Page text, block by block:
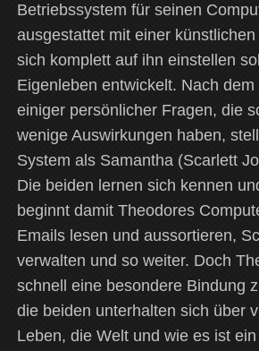
Betriebssystem für seinen
ausgestattet mit einer
sich komplett auf ihn einstellen
Eigenleben entwickelt. Nach
einiger persönlicher Fragen, die
wenige Auswirkungen haben,
System als Samantha (Scarlett
Die beiden lernen sich kennen
beginnt damit Theodores
Emails lesen und aussortieren,
verwalten und so weiter. Doch
schnell eine besondere Bindung
die beiden unterhalten sich über
Leben, die Welt und wie es ist